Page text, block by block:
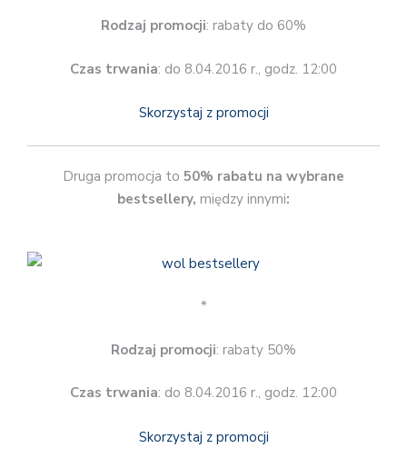
Rodzaj promocji: rabaty do 60%
Czas trwania: do 8.04.2016 r., godz. 12:00
Skorzystaj z promocji
Druga promocja to 50% rabatu na wybrane
bestsellery, między innymi:
*
Rodzaj promocji: rabaty 50%
Czas trwania: do 8.04.2016 r., godz. 12:00
Skorzystaj z promocji